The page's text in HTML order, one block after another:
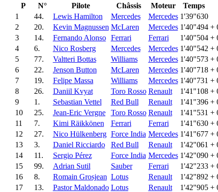
P N° Pilote Châssis Moteur
Temps
1
44. Lewis Hamilton Mercedes Mercedes 1'39"630
2
20. Kevin Magnussen McLaren Mercedes 1'40"494 +
3
14. Fernando Alonso Ferrari Ferrari 1'40"504 +
4
6. Nico Rosberg Mercedes Mercedes 1'40"542 +
5
77. Valtteri Bottas Williams Mercedes 1'40"573 +
6
22. Jenson Button McLaren Mercedes 1'40"718 +
7
19. Felipe Massa Williams Mercedes 1'40"731 +
8
26. Daniil Kvyat Toro Rosso Renault 1'41"108 +
9
1. Sebastian Vettel Red Bull Renault 1'41"396 +
10
25. Jean-Eric Vergne Toro Rosso Renault 1'41"531 +
11
7. Kimi Räikkönen Ferrari Ferrari 1'41"630 +
12
27. Nico Hülkenberg Force India Mercedes 1'41"677 +
13
3. Daniel Ricciardo Red Bull Renault 1'42"061 +
14
11. Sergio Pérez Force India Mercedes 1'42"090 +
15
99. Adrian Sutil Sauber Ferrari 1'42"233 +
16
8. Romain Grosjean Lotus Renault 1'42"892 +
17
13. Pastor Maldonado Lotus Renault 1'42"905 +